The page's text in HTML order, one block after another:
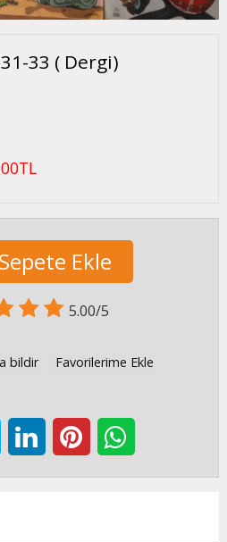
33 ( Dergi)
TL
Sepete Ekle
5.00/5
bildir Favorilerime Ekle